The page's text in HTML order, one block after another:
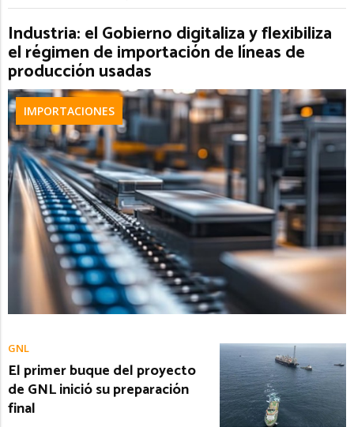
Industria: el Gobierno digitaliza y flexibiliza
el régimen de importación de líneas de
producción usadas
IMPORTACIONES
GNL
El primer buque del proyecto
de GNL inició su preparación
final